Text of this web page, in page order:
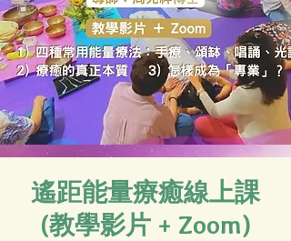
遙距能量療癒線上課
(教學影片 + Zoom)